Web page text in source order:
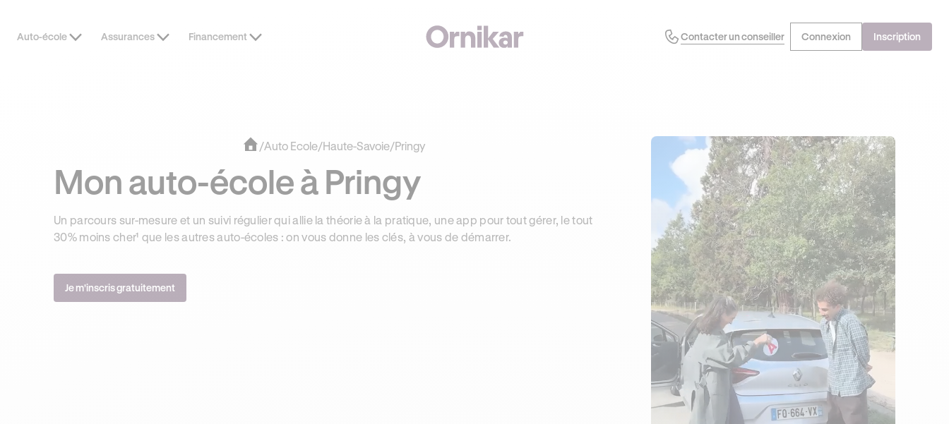
OFFRE EXCLUSIVE JUSQU’À 170€ OFFERTS AVEC REVOLUT + 3 MOIS DEEZER PREMIUM OFFERTS* ! J'EN PROFITE ! OFFRE EXCLUSIVE
Auto-école Assurances Financement Contacter un conseiller Connexion Inscription
/Auto Ecole/Haute-Savoie/Pringy
Mon auto-école à Pringy
Un parcours sur-mesure et un suivi régulier qui allie la théorie à la pratique, une app pour tout gérer, le tout
30% moins cher¹ que les autres auto-écoles : on vous donne les clés, à vous de démarrer.
Je m'inscris gratuitement